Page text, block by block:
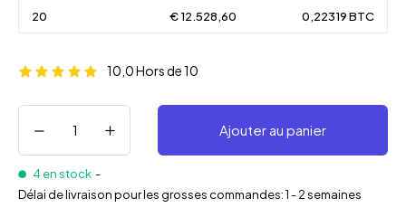
20 € 12.528,60 0,22319 BTC
10,0Hors de 10
Ajouter au panier
4 en stock -
Délai de livraison pour les grosses commandes: 1 - 2 semaines